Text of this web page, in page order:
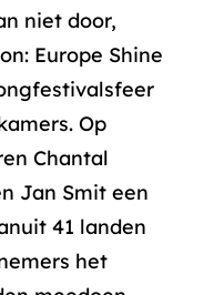
niet door,
Europe Shine
Op
Chantal
Jan Smit een
41 landen
het